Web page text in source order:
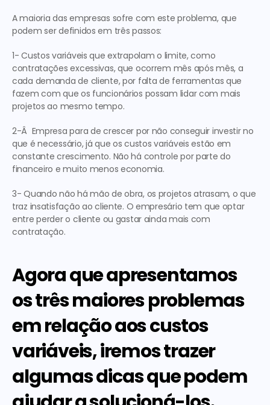
A maioria das empresas sofre com este problema, que
podem ser definidos em três passos:
1- Custos variáveis que extrapolam o limite, como
contratações excessivas, que ocorrem mês após mês, a
cada demanda de cliente, por falta de ferramentas que
fazem com que os funcionários possam lidar com mais
projetos ao mesmo tempo.
2-Â  Empresa para de crescer por não conseguir investir no
que é necessário, já que os custos variáveis estão em
constante crescimento. Não há controle por parte do
financeiro e muito menos economia.
3- Quando não há mão de obra, os projetos atrasam, o que
traz insatisfação ao cliente. O empresário tem que optar
entre perder o cliente ou gastar ainda mais com
contratação.
Agora que apresentamos
os três maiores problemas
em relação aos custos
variáveis, iremos trazer
algumas dicas que podem